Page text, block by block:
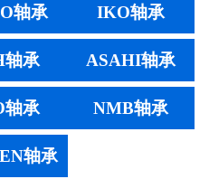
轴承 IKO轴承
轴承 ASAHI轴承
轴承 NMB轴承
轴承